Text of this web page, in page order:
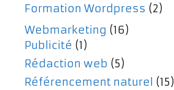
Formation Wordpress (2)
Webmarketing (16)
Publicité (1)
Rédaction web (5)
Référencement naturel (15)